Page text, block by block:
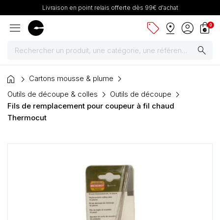
Livraison en point relais offerte dès 99€ d'achat
menu sell pin_drop account_circle shopping_bag
0
search
Peintures
Pinceaux & fournitures
Dessin & arts graphiques
Cartons mousse & plume
home
Cartons mousse & plume
Outils de découpe & colles
Outils de découpe
Fils de remplacement pour coupeur à fil chaud
Thermocut